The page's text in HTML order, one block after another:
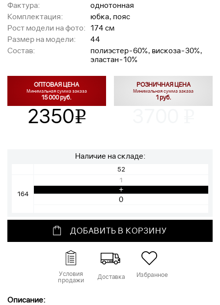
Фактура:
однотонная
Комплектация:
юбка, пояс
Рост модели на фото:
174 см
Размер на модели:
44
Состав:
полиэстер-60%, вискоза-30%,
эластан-10%
ОПТОВАЯ ЦЕНА
Минимальная сумма заказа
15 000 руб.
2350v
РОЗНИЧНАЯ ЦЕНА
Минимальная сумма заказа
1 руб.
Наличие на складе:
52
164
1
+
ДОБАВИТЬ В КОРЗИНУ
Условия
продажи Доставка Избранное
Описание: